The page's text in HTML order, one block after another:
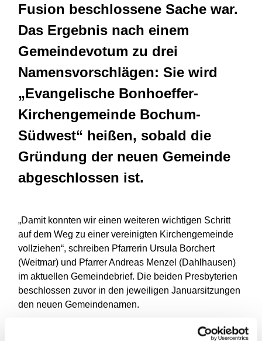
Fusion beschlossene Sache war.
Das Ergebnis nach einem
Gemeindevotum zu drei
Namensvorschlägen: Sie wird
„Evangelische Bonhoeffer-
Kirchengemeinde Bochum-
Südwest“ heißen, sobald die
Gründung der neuen Gemeinde
abgeschlossen ist.
„Damit konnten wir einen weiteren wichtigen Schritt
auf dem Weg zu einer vereinigten Kirchengemeinde
vollziehen“, schreiben Pfarrerin Ursula Borchert
(Weitmar) und Pfarrer Andreas Menzel (Dahlhausen)
im aktuellen Gemeindebrief. Die beiden Presbyterien
beschlossen zuvor in den jeweiligen Januarsitzungen
den neuen Gemeindenamen.
Das Gemeindevotum zum Namen war zuvor